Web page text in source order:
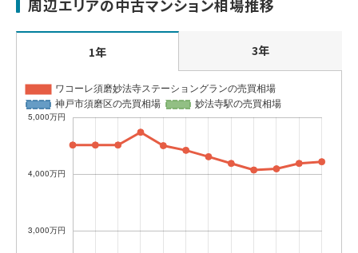
周辺エリアの中古マンション相場推移
1年 3年